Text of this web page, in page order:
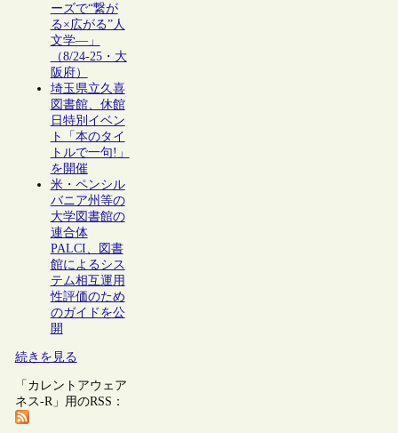
ーズで“繋が
る×広がる”人
文学―」
（8/24-25・大
阪府）
埼玉県立久喜
図書館、休館
日特別イベン
ト「本のタイ
トルで一句!」
を開催
米・ペンシル
バニア州等の
大学図書館の
連合体
PALCI、図書
館によるシス
テム相互運用
性評価のため
のガイドを公
開
続きを見る
「カレントアウェア
ネス-R」用のRSS：